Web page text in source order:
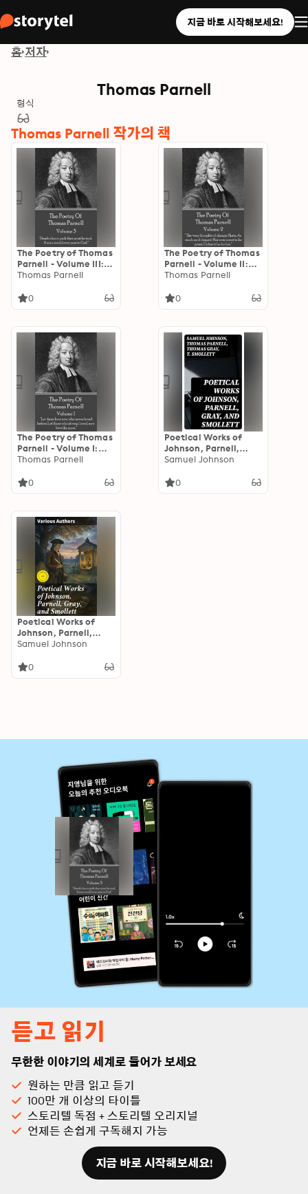
지금 바로 시작해보세요!
홈 저자
Thomas Parnell
형식
Thomas Parnell 작가의 책
The Poetry of Thomas
Parnell - Volume III:
“Death's but a path
man would ever pass
Thomas Parnell
0
The Poetry of Thomas
Parnell - Volume II:
“The very thoughts of
much as of despair;
Thomas Parnell
0
The Poetry of Thomas
Parnell - Volume I:
“Let those love now
before; Let those who
Thomas Parnell
0
Poetical Works of
Johnson, Parnell,
Gray, and Smollett:
Critical Dissertations,
Samuel Johnson
0
Poetical Works of
Johnson, Parnell,
Gray, and Smollett:
With Memoirs,
Samuel Johnson
0
듣고 읽기
무한한 이야기의 세계로 들어가 보세요
원하는 만큼 읽고 듣기
100만 개 이상의 타이틀
스토리텔 독점 + 스토리텔 오리지널
언제든 손쉽게 구독해지 가능
지금 바로 시작해보세요!